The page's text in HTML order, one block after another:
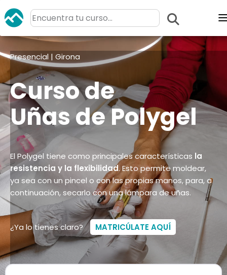
Presencial | Girona
Curso de
Uñas de Polygel
El Polygel tiene como principales características la
resistencia y la flexibilidad. Esto permite moldear,
ya sea con un pincel o con las propias manos, para, a
continuación, secarlo con una lámpara de uñas.
¿Ya lo tienes claro? MATRICÚLATE AQUÍ